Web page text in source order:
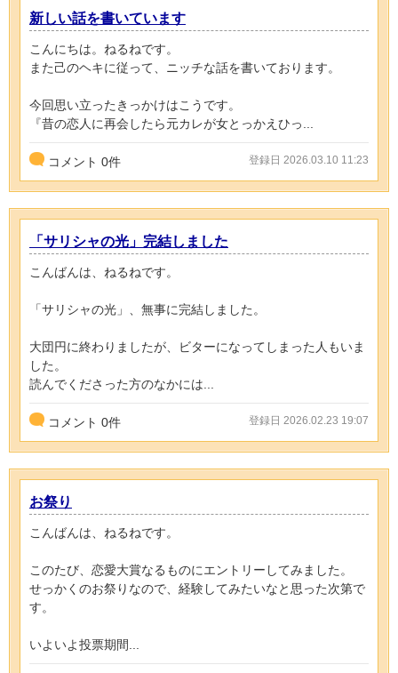
新しい話を書いています
こんにちは。ねるねです。
また己のヘキに従って、ニッチな話を書いております。
今回思い立ったきっかけはこうです。
『昔の恋人に再会したら元カレが女とっかえひっ...
コメント 0件 登録日 2026.03.10 11:23
「サリシャの光」完結しました
こんばんは、ねるねです。
「サリシャの光」、無事に完結しました。
大団円に終わりましたが、ビターになってしまった人もいま
した。
読んでくださった方のなかには...
コメント 0件 登録日 2026.02.23 19:07
お祭り
こんばんは、ねるねです。
このたび、恋愛大賞なるものにエントリーしてみました。
せっかくのお祭りなので、経験してみたいなと思った次第で
す。
いよいよ投票期間...